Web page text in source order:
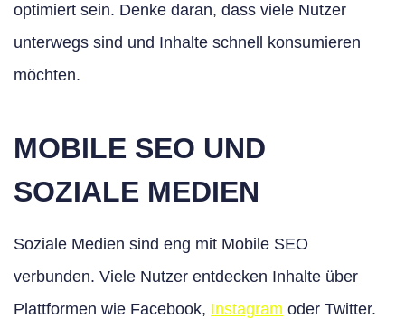
optimiert sein. Denke daran, dass viele Nutzer
unterwegs sind und Inhalte schnell konsumieren
möchten.
MOBILE SEO UND
SOZIALE MEDIEN
Soziale Medien sind eng mit Mobile SEO
verbunden. Viele Nutzer entdecken Inhalte über
Plattformen wie Facebook, Instagram oder Twitter.